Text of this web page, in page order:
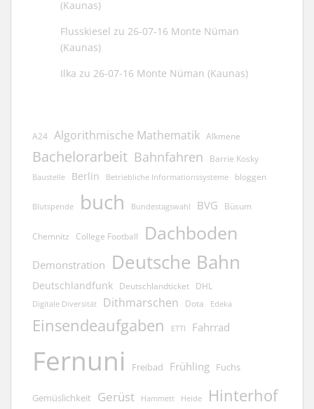
(Kaunas)
Flusskiesel zu 26-07-16 Monte Nüman
(Kaunas)
Ilka zu 26-07-16 Monte Nüman (Kaunas)
A24 Algorithmische Mathematik Alkmene
Bachelorarbeit Bahnfahren Barrie Kosky
Baustelle Berlin Betriebliche Informationssysteme bloggen
Blutspende buch Bundestagswahl BVG Büsum
Chemnitz College Football Dachboden
Demonstration Deutsche Bahn
Deutschlandfunk Deutschlandticket DHL
Digitale Diversität Dithmarschen Dota Edeka
Einsendeaufgaben ETTI Fahrrad
Fernuni Freibad Frühling Fuchs
Gemüslichkeit Gerüst Hammett Heide Hinterhof